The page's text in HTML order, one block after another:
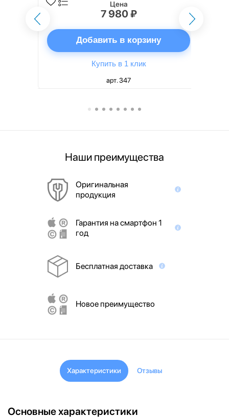
Цена
7 980 ₽
Добавить в корзину
Купить в 1 клик
арт. 347
Наши преимущества
Оригинальная
продукция
Гарантия на смартфон 1
год
Бесплатная доставка
Новое преимущество
Характеристики Отзывы
Основные характеристики